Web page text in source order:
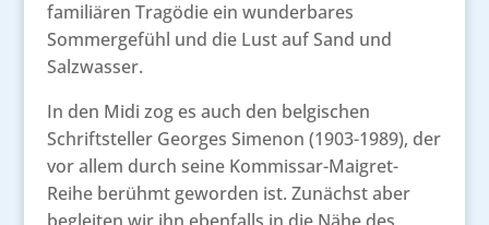
familiären Tragödie ein wunderbares
Sommergefühl und die Lust auf Sand und
Salzwasser.
In den Midi zog es auch den belgischen
Schriftsteller Georges Simenon (1903-1989), der
vor allem durch seine Kommissar-Maigret-
Reihe berühmt geworden ist. Zunächst aber